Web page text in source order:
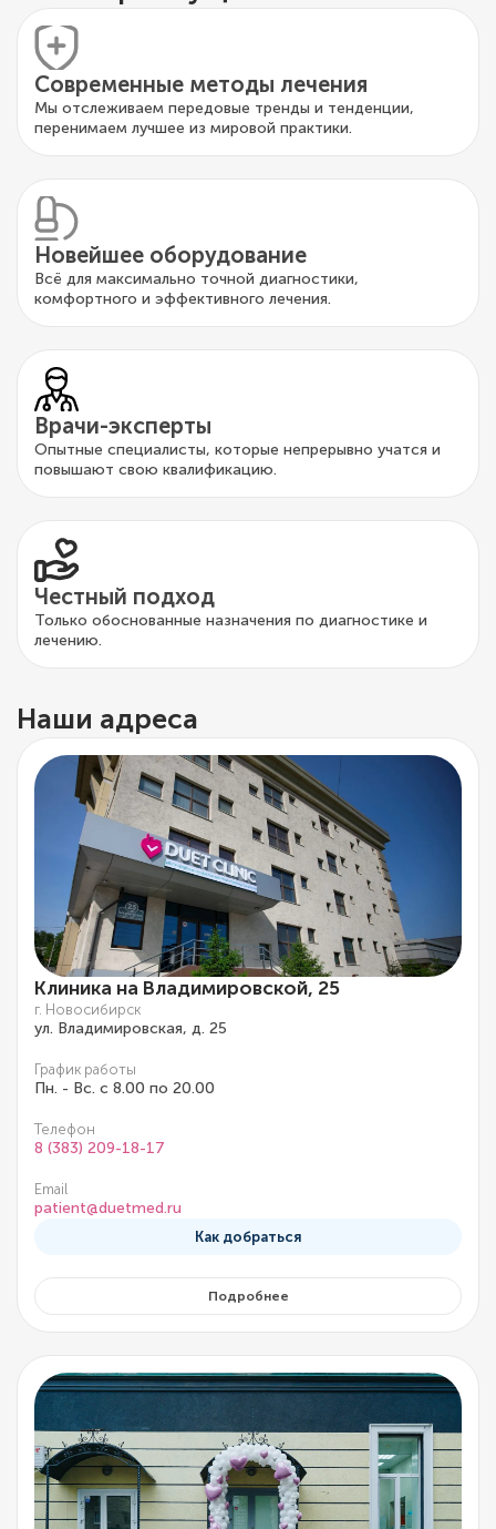
Современные методы лечения
Мы отслеживаем передовые тренды и тенденции,
перенимаем лучшее из мировой практики.
Новейшее оборудование
Всё для максимально точной диагностики,
комфортного и эффективного лечения.
Врачи-эксперты
Опытные специалисты, которые непрерывно учатся и
повышают свою квалификацию.
Честный подход
Только обоснованные назначения по диагностике и
лечению.
Наши адреса
Клиника на Владимировской, 25
г. Новосибирск
ул. Владимировская, д. 25
График работы
Пн. - Вс. с 8.00 по 20.00
Телефон
8 (383) 209-18-17
Email
patient@duetmed.ru
Как добраться
Подробнее